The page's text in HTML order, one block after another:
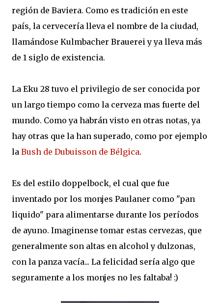
región de Baviera. Como es tradición en este
país, la cervecería lleva el nombre de la ciudad,
llamándose Kulmbacher Brauerei y ya lleva más
de 1 siglo de existencia.
La Eku 28 tuvo el privilegio de ser conocida por
un largo tiempo como la cerveza mas fuerte del
mundo. Como ya habrán visto en otras notas, ya
hay otras que la han superado, como por ejemplo
la Bush de Dubuisson de Bélgica.
Es del estilo doppelbock, el cual que fue
inventado por los monjes Paulaner como "pan
liquido" para alimentarse durante los períodos
de ayuno. Imaginense tomar estas cervezas, que
generalmente son altas en alcohol y dulzonas,
con la panza vacía... La felicidad sería algo que
seguramente a los monjes no les faltaba! :)